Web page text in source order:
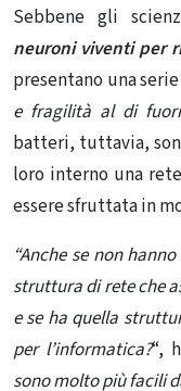
Sebbene gli
neuroni viventi per
presentano una
e fragilità al di
batteri, tuttavia, son
loro interno una
essere sfruttata in
“Anche se non
struttura di rete che
e se ha quella
per l’informatica?“,
sono molto più facili